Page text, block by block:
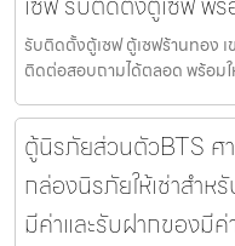
รับติดตั้งตู้เซฟ ตู้เซฟร้านทอง
ติดต่อสอบถามได้ตลอด พร้อม
ตู้นิรภัยส่วนตัวBTS ศ
กล่องนิรภัยให้เช่าสำห
มีค่าและรับฝากของมี